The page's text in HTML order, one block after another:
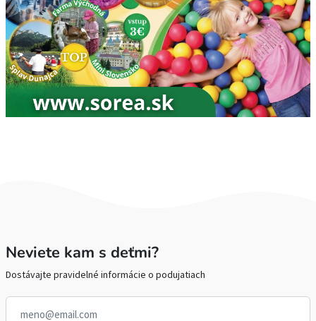
Neviete kam s deťmi?
Dostávajte pravidelné informácie o podujatiach